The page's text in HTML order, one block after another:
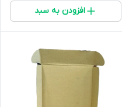
افزودن به سبد